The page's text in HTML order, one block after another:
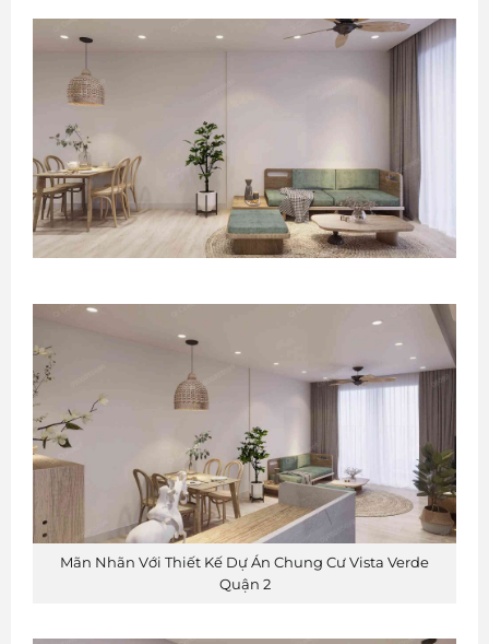
Mãn Nhãn Với Thiết Kế Dự Án Chung Cư Vista Verde
Quận 2